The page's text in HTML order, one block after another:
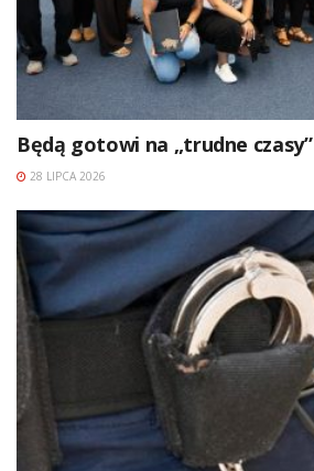
Będą gotowi na „trudne czasy”
28 LIPCA 2026